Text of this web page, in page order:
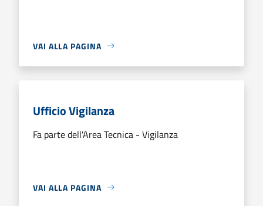
VAI ALLA PAGINA
Ufficio Vigilanza
Fa parte dell'Area Tecnica - Vigilanza
VAI ALLA PAGINA